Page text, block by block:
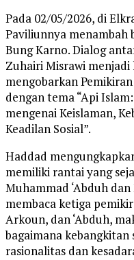
Pada 02/05/2026, di
Paviliunnya menambah
Bung Karno. Dialog
Zuhairi Misrawi
mengobarkan
dengan tema “Api
mengenai Keislaman,
Keadilan Sosial”.
Haddad
memiliki rantai yang
Muhammad ‘Abduh
membaca ketiga
Arkoun, dan ‘Abduh,
bagaimana
rasionalitas dan